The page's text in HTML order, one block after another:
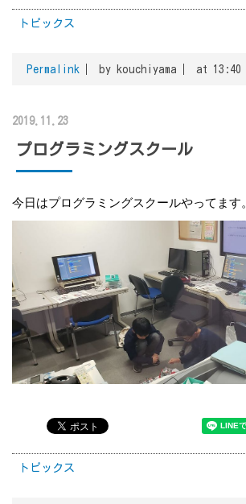
トピックス
Permalink by kouchiyama at 13:40
2019.11.23
プログラミングスクール
今日はプログラミングスクールやってます。
トピックス